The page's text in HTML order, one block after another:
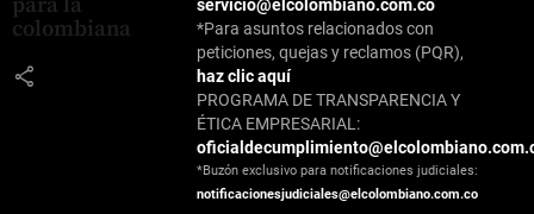
para la
colombiana
share
servicio@elcolombiano.com.co
*Para asuntos relacionados con
peticiones, quejas y reclamos (PQR),
haz clic aquí
PROGRAMA DE TRANSPARENCIA Y
ÉTICA EMPRESARIAL:
*Buzón exclusivo para notificaciones judiciales:
notificacionesjudiciales@elcolombiano.com.co